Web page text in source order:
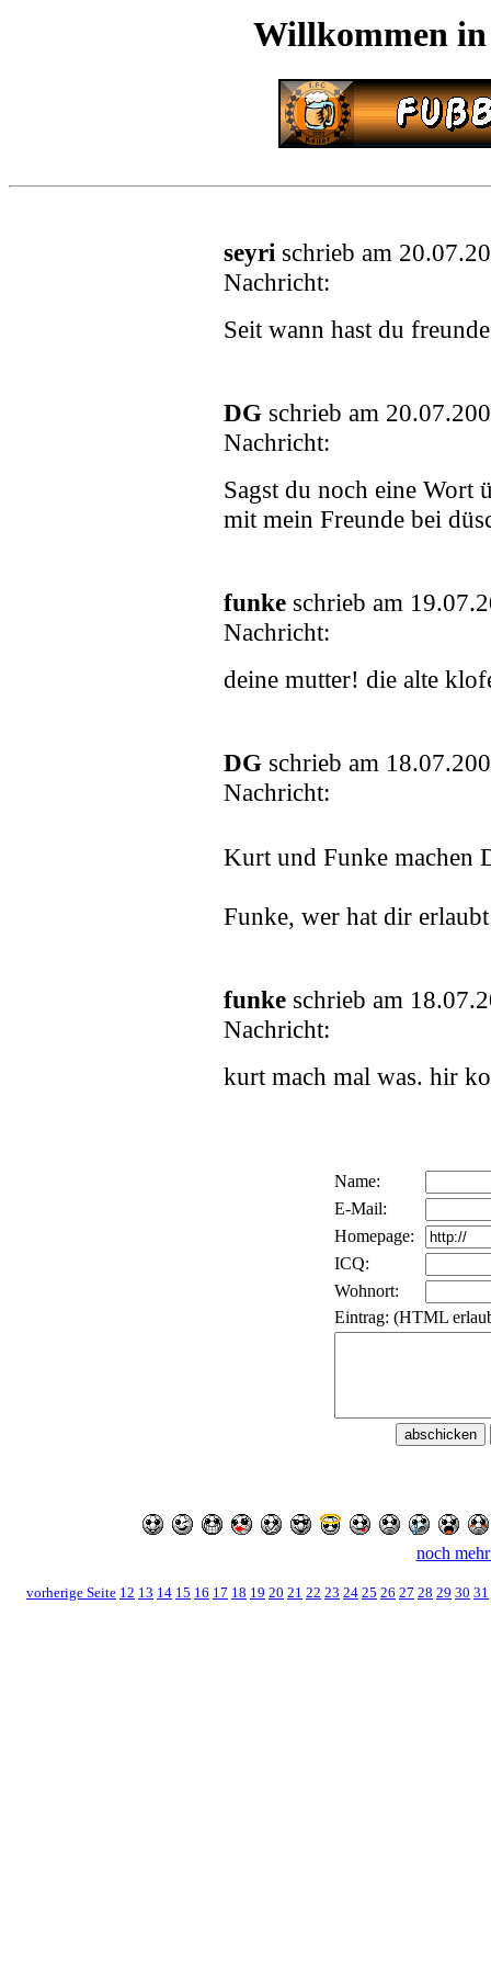
Willkommen
seyri schrieb am
Nachricht:
Seit wann hast du
DG schrieb am
Nachricht:
Sagst du noch eine Wort
mit mein Freunde bei
funke schrieb am
Nachricht:
deine mutter! die alte
DG schrieb am
Nachricht:
Kurt und Funke machen
Funke, wer hat dir
funke schrieb am
Nachricht:
kurt mach mal was. hir
Name:
E-Mail:
Homepage:
ICQ:
Wohnort:
Eintrag: (HTML
noch
vorherige Seite 12 13 14 15 16 17 18 19 20 21 22 23 24 25 26 27 28 29 30 31